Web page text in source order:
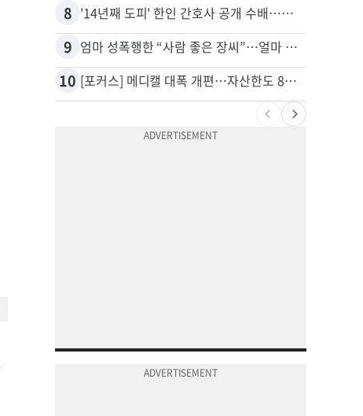
8 '14년째 도피' 한인 간호사 공개 수배…메디케어 사기 유죄
9 엄마 성폭행한 “사람 좋은 장씨”…얼마 뒤 딸 배도 불러왔다
10 [포커스] 메디캘 대폭 개편…자산한도 84% 축소